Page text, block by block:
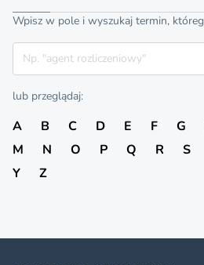
Wpisz w pole i wyszukaj termin,
Szukaj
lub przeglądaj:
A B C D E F G
M
N O P Q R S
Y
Z